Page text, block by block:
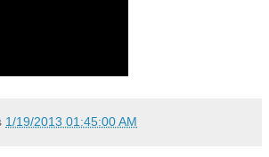
1/19/2013 01:45:00 AM